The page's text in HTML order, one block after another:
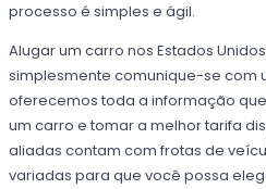
processo é simples e ágil.
Alugar um carro nos Estados
simplesmente comunique-se com
oferecemos toda a informação
um carro e tomar a melhor tarifa
aliadas contam com frotas de
variadas para que você possa